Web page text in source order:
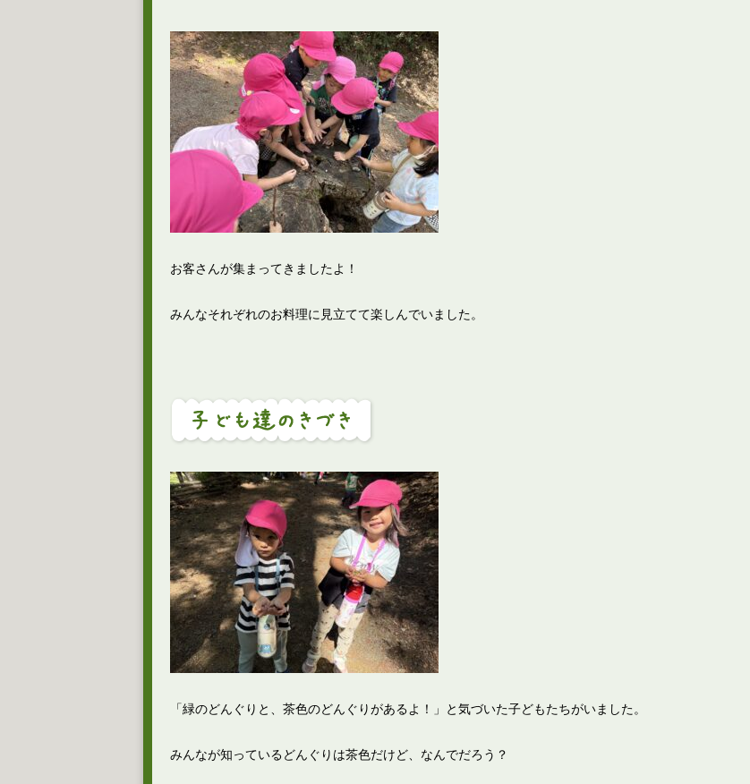
お客さんが集まってきましたよ！
みんなそれぞれのお料理に見立てて楽しんでいました。
「緑のどんぐりと、茶色のどんぐりがあるよ！」と気づいた子どもたちがいました。
みんなが知っているどんぐりは茶色だけど、なんでだろう？